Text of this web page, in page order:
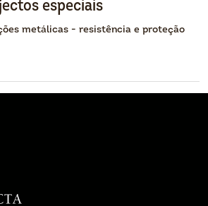
especiais
metálicas - resistência e proteção